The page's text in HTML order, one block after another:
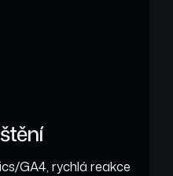
GA4, rychlá reakce